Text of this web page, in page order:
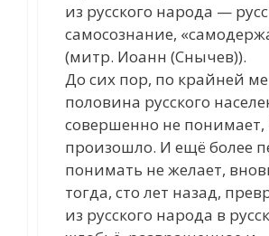
из русского народа —
самосознание,
(митр. Иоанн (Снычев)).
До сих пор, по крайней
половина русского
совершенно не понимает,
произошло. И ещё более
понимать не желает,
тогда, сто лет назад,
из русского народа в